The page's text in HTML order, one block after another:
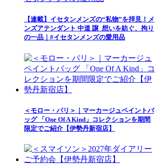
【連載】イセタンメンズの“私物”を拝見！メ
ンズアテンダント 中道 譲_想いを紡ぐ、拘り
の一品｜#イセタンメンズの愛用品
＜モロー・パリ＞｜マーカージュペイントバ
ッグ 「One Of A Kind」コレクションを期間
限定でご紹介【伊勢丹新宿店】